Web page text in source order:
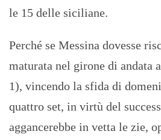
le 15 delle siciliane.
Perché se Messina dovesse
maturata nel girone di andata
1), vincendo la sfida di
quattro set, in virtù del
aggancerebbe in vetta le zie,